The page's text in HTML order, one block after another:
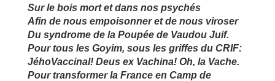
Sur le bois mort et dans nos psychés
Afin de nous empoisonner et de nous viroser
Du syndrome de la Poupée de Vaudou Juif.
Pour tous les Goyim, sous les griffes du CRIF:
JéhoVaccinal! Deus ex Vachina! Oh, la Vache.
Pour transformer la France en Camp de